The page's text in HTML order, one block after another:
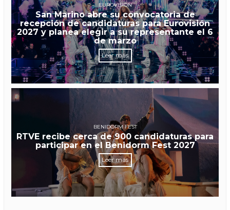
EUROVISIÓN
San Marino abre su convocatoria de
recepción de candidaturas para Eurovisión
2027 y planea elegir a su representante el 6
de marzo
Leer más
BENIDORM FEST
RTVE recibe cerca de 900 candidaturas para
participar en el Benidorm Fest 2027
Leer más